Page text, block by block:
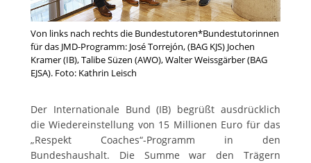
Von links nach rechts die Bundestutoren*Bundestutorinnen
für das JMD-Programm: José Torrejón, (BAG KJS) Jochen
Kramer (IB), Talibe Süzen (AWO), Walter Weissgärber (BAG
EJSA). Foto: Kathrin Leisch
Der Internationale Bund (IB) begrüßt ausdrücklich
die Wiedereinstellung von 15 Millionen Euro für das
„Respekt Coaches“-Programm in den
Bundeshaushalt. Die Summe war den Trägern